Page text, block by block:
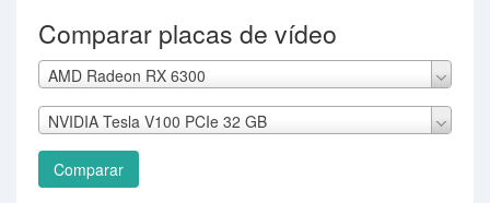
Comparar placas de vídeo
AMD Radeon RX 6300
NVIDIA Tesla V100 PCIe 32 GB
Comparar